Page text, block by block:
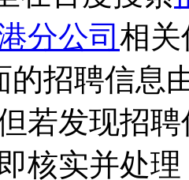
分公司 相关
的招聘信息
若发现招
核实并处理